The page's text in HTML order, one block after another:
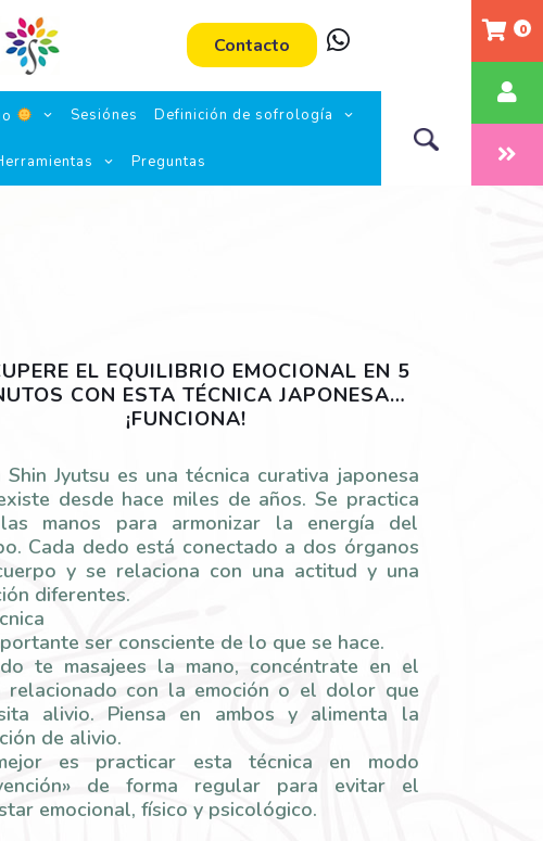
Contacto
Sesiónes Definición de sofrología
Preguntas
0
EL EQUILIBRIO EMOCIONAL EN 5
CON ESTA TÉCNICA JAPONESA…
¡FUNCIONA!
Shin Jyutsu es una técnica curativa japonesa
desde hace miles de años. Se practica
manos para armonizar la energía del
Cada dedo está conectado a dos órganos
y se relaciona con una actitud y una
diferentes.
ser consciente de lo que se hace.
te masajees la mano, concéntrate en el
relacionado con la emoción o el dolor que
alivio. Piensa en ambos y alimenta la
de alivio.
es practicar esta técnica en modo
de forma regular para evitar el
emocional, físico y psicológico.